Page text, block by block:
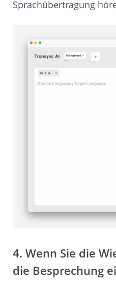
Sprachübertragung
4. Wenn Sie die
die Besprechung